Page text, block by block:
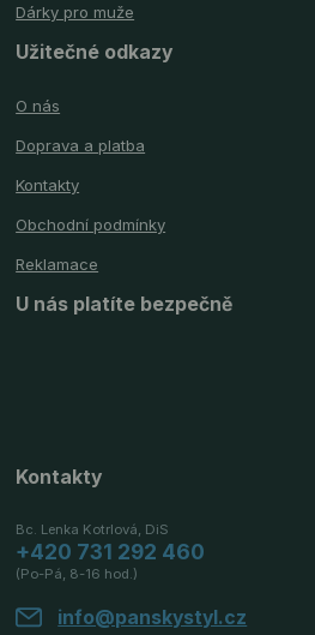
Dárky pro muže
Užitečné odkazy
O nás
Doprava a platba
Kontakty
Obchodní podmínky
Reklamace
U nás platíte bezpečně
Kontakty
Bc. Lenka Kotrlová, DiS
+420 731 292 460
(Po-Pá, 8-16 hod.)
info@panskystyl.cz